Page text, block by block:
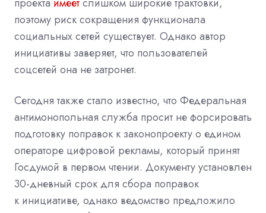
поэтому риск сокращения функционала
социальных сетей существует. Однако автор
инициативы заверяет, что пользователей
соцсетей она не затронет.
Сегодня также стало известно, что Федеральная
антимонопольная служба просит не форсировать
подготовку поправок к законопроекту о едином
операторе цифровой рекламы, который принят
Госдумой в первом чтении. Документу установлен
30-дневный срок для сбора поправок
к инициативе, однако ведомство предложило